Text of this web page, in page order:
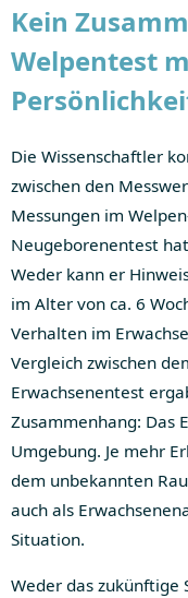
Kein
Welpentest
Die Wissenschaftler
zwischen den
Messungen im
Neugeborenentest
Weder kann er
im Alter von ca. 6
Verhalten im
Vergleich zwischen
Erwachsenentest
Zusammenhang: Das
Umgebung. Je mehr
dem unbekannten
auch als
Situation.
Weder das zukünftige